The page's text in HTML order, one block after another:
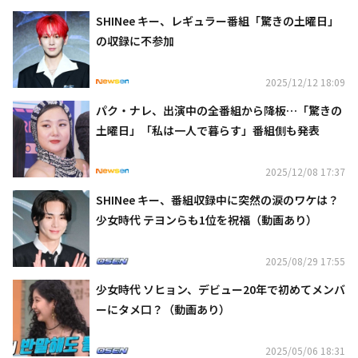
SHINee キー、レギュラー番組「驚きの土曜日」
の収録に不参加
2025/12/12 18:09
パク・ナレ、出演中の全番組から降板…「驚きの
土曜日」「私は一人で暮らす」番組側も発表
2025/12/08 17:37
SHINee キー、番組収録中に突然の涙のワケは？
少女時代 テヨンらも1位を祝福（動画あり）
2025/08/29 17:55
少女時代 ソヒョン、デビュー20年で初めてメンバ
ーにタメ口？（動画あり）
2025/05/06 18:31